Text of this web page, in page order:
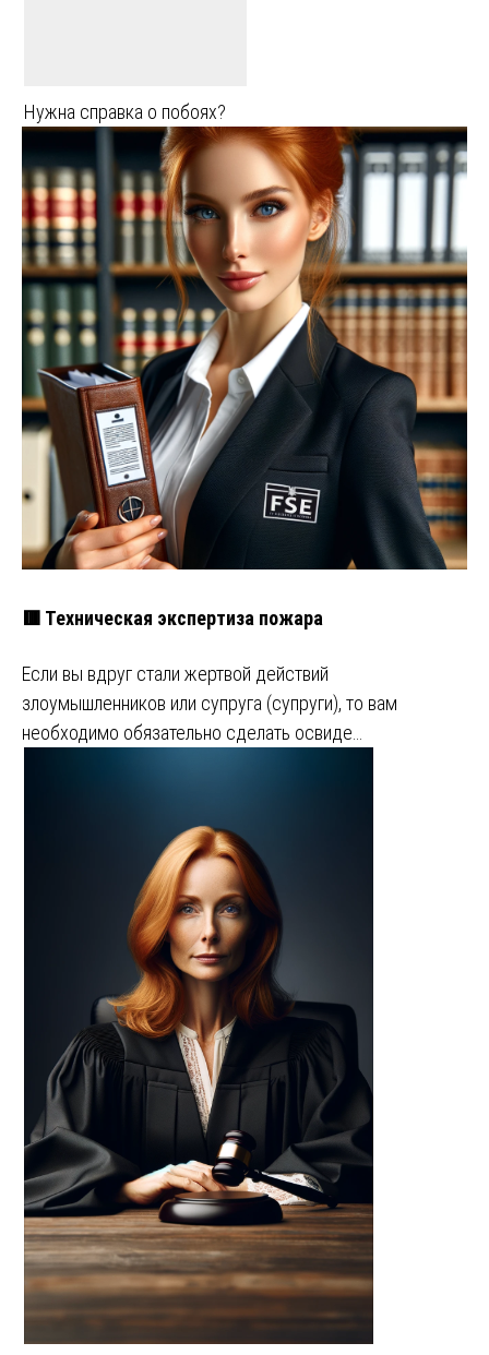
Нужна справка о побоях?
🟥 Техническая экспертиза пожара
Если вы вдруг стали жертвой действий
злоумышленников или супруга (супруги), то вам
необходимо обязательно сделать освиде…